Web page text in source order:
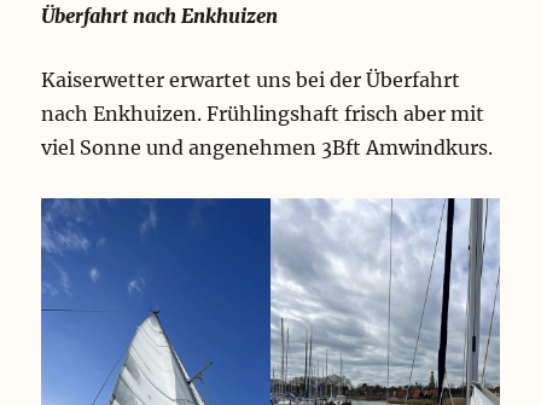
Überfahrt nach Enkhuizen
Kaiserwetter erwartet uns bei der Überfahrt
nach Enkhuizen. Frühlingshaft frisch aber mit
viel Sonne und angenehmen 3Bft Amwindkurs.